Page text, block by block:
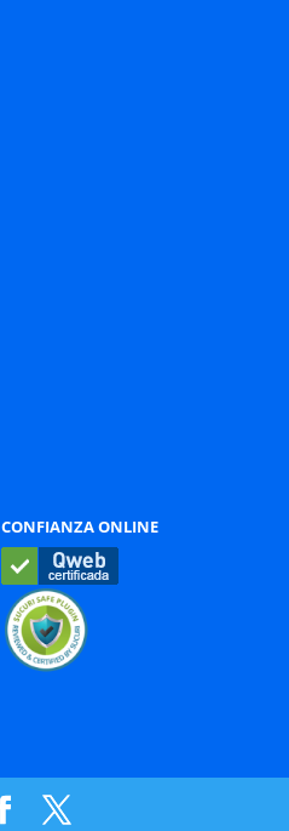
CONFIANZA ONLINE